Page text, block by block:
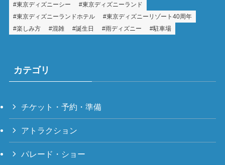
東京ディズニーシー
東京ディズニーランド
東京ディズニーランドホテル
東京ディズニーリゾート40周年
楽しみ方
混雑 誕生日 雨ディズニー 駐車場
カテゴリ
チケット・予約・準備
アトラクション
パレード・ショー